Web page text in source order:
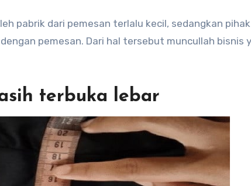
pabrik dari pemesan terlalu kecil, sedangkan
pemesan. Dari hal tersebut muncullah bisnis
terbuka lebar